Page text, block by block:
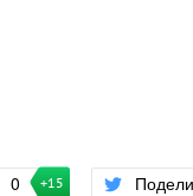
0 +15